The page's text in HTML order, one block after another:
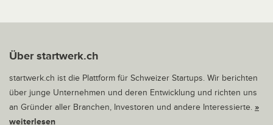
Über startwerk.ch
startwerk.ch ist die Plattform für Schweizer Startups. Wir berichten
über junge Unternehmen und deren Entwicklung und richten uns
an Gründer aller Branchen, Investoren und andere Interessierte. »
weiterlesen